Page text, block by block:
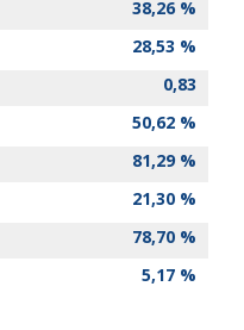
38,26 %
28,53 %
0,83
50,62 %
81,29 %
21,30 %
78,70 %
5,17 %